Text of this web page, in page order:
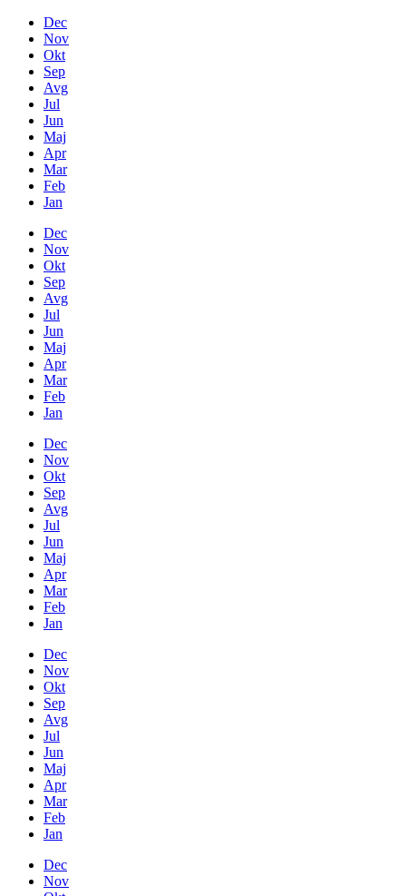
Dec
Nov
Okt
Sep
Avg
Jul
Jun
Maj
Apr
Mar
Feb
Jan
Dec
Nov
Okt
Sep
Avg
Jul
Jun
Maj
Apr
Mar
Feb
Jan
Dec
Nov
Okt
Sep
Avg
Jul
Jun
Maj
Apr
Mar
Feb
Jan
Dec
Nov
Okt
Sep
Avg
Jul
Jun
Maj
Apr
Mar
Feb
Jan
Dec
Nov